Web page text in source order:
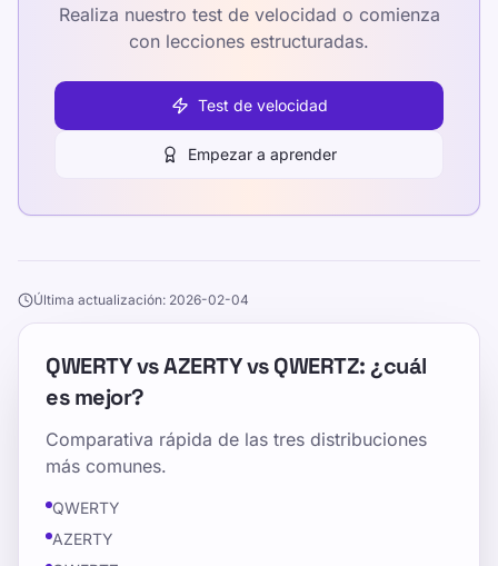
Realiza nuestro test de velocidad o comienza
con lecciones estructuradas.
Test de velocidad
Empezar a aprender
Última actualización: 2026-02-04
QWERTY vs AZERTY vs QWERTZ: ¿cuál
es mejor?
Comparativa rápida de las tres distribuciones
más comunes.
QWERTY
AZERTY